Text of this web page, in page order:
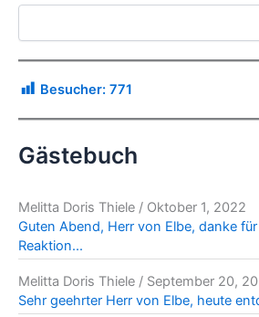
Besucher: 771
Gästebuch
Melitta Doris Thiele / Oktober 1, 2022
Guten Abend, Herr von Elbe, danke
Reaktion...
Melitta Doris Thiele / September 20,
Sehr geehrter Herr von Elbe, heute